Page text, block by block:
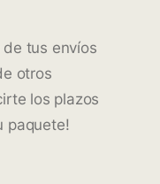
tus envíos
otros
los plazos
paquete!